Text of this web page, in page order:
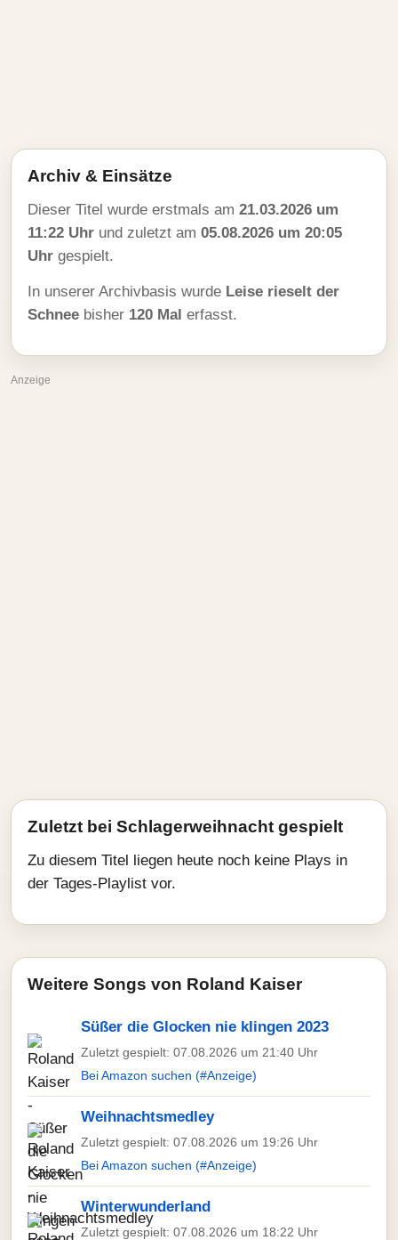
Archiv & Einsätze
Dieser Titel wurde erstmals am 21.03.2026 um
11:22 Uhr und zuletzt am 05.08.2026 um 20:05
Uhr gespielt.
In unserer Archivbasis wurde Leise rieselt der
Schnee bisher 120 Mal erfasst.
Anzeige
Zuletzt bei Schlagerweihnacht gespielt
Zu diesem Titel liegen heute noch keine Plays in
der Tages-Playlist vor.
Weitere Songs von Roland Kaiser
Süßer die Glocken nie klingen 2023
Zuletzt gespielt: 07.08.2026 um 21:40 Uhr
Bei Amazon suchen (#Anzeige)
Weihnachtsmedley
Zuletzt gespielt: 07.08.2026 um 19:26 Uhr
Bei Amazon suchen (#Anzeige)
Winterwunderland
Zuletzt gespielt: 07.08.2026 um 18:22 Uhr